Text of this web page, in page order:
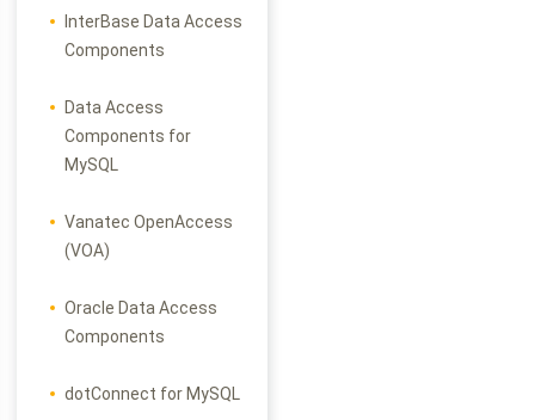
InterBase Data Access
Components
Data Access
Components for
MySQL
Vanatec OpenAccess
(VOA)
Oracle Data Access
Components
dotConnect for MySQL